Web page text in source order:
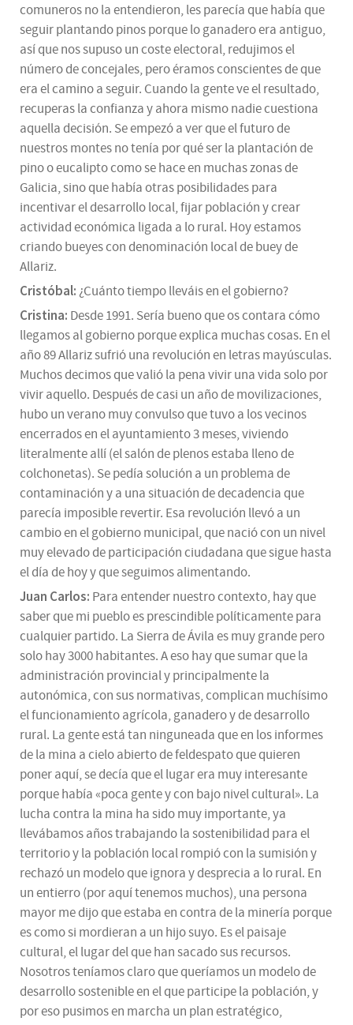
comuneros no la entendieron, les parecía que había que
seguir plantando pinos porque lo ganadero era antiguo,
así que nos supuso un coste electoral, redujimos el
número de concejales, pero éramos conscientes de que
era el camino a seguir. Cuando la gente ve el resultado,
recuperas la confianza y ahora mismo nadie cuestiona
aquella decisión. Se empezó a ver que el futuro de
nuestros montes no tenía por qué ser la plantación de
pino o eucalipto como se hace en muchas zonas de
Galicia, sino que había otras posibilidades para
incentivar el desarrollo local, fijar población y crear
actividad económica ligada a lo rural. Hoy estamos
criando bueyes con denominación local de buey de
Allariz.
Cristóbal: ¿Cuánto tiempo lleváis en el gobierno?
Cristina: Desde 1991. Sería bueno que os contara cómo
llegamos al gobierno porque explica muchas cosas. En el
año 89 Allariz sufrió una revolución en letras mayúsculas.
Muchos decimos que valió la pena vivir una vida solo por
vivir aquello. Después de casi un año de movilizaciones,
hubo un verano muy convulso que tuvo a los vecinos
encerrados en el ayuntamiento 3 meses, viviendo
literalmente allí (el salón de plenos estaba lleno de
colchonetas). Se pedía solución a un problema de
contaminación y a una situación de decadencia que
parecía imposible revertir. Esa revolución llevó a un
cambio en el gobierno municipal, que nació con un nivel
muy elevado de participación ciudadana que sigue hasta
el día de hoy y que seguimos alimentando.
Juan Carlos: Para entender nuestro contexto, hay que
saber que mi pueblo es prescindible políticamente para
cualquier partido. La Sierra de Ávila es muy grande pero
solo hay 3000 habitantes. A eso hay que sumar que la
administración provincial y principalmente la
autonómica, con sus normativas, complican muchísimo
el funcionamiento agrícola, ganadero y de desarrollo
rural. La gente está tan ninguneada que en los informes
de la mina a cielo abierto de feldespato que quieren
poner aquí, se decía que el lugar era muy interesante
porque había «poca gente y con bajo nivel cultural». La
lucha contra la mina ha sido muy importante, ya
llevábamos años trabajando la sostenibilidad para el
territorio y la población local rompió con la sumisión y
rechazó un modelo que ignora y desprecia a lo rural. En
un entierro (por aquí tenemos muchos), una persona
mayor me dijo que estaba en contra de la minería porque
es como si mordieran a un hijo suyo. Es el paisaje
cultural, el lugar del que han sacado sus recursos.
Nosotros teníamos claro que queríamos un modelo de
desarrollo sostenible en el que participe la población, y
por eso pusimos en marcha un plan estratégico,